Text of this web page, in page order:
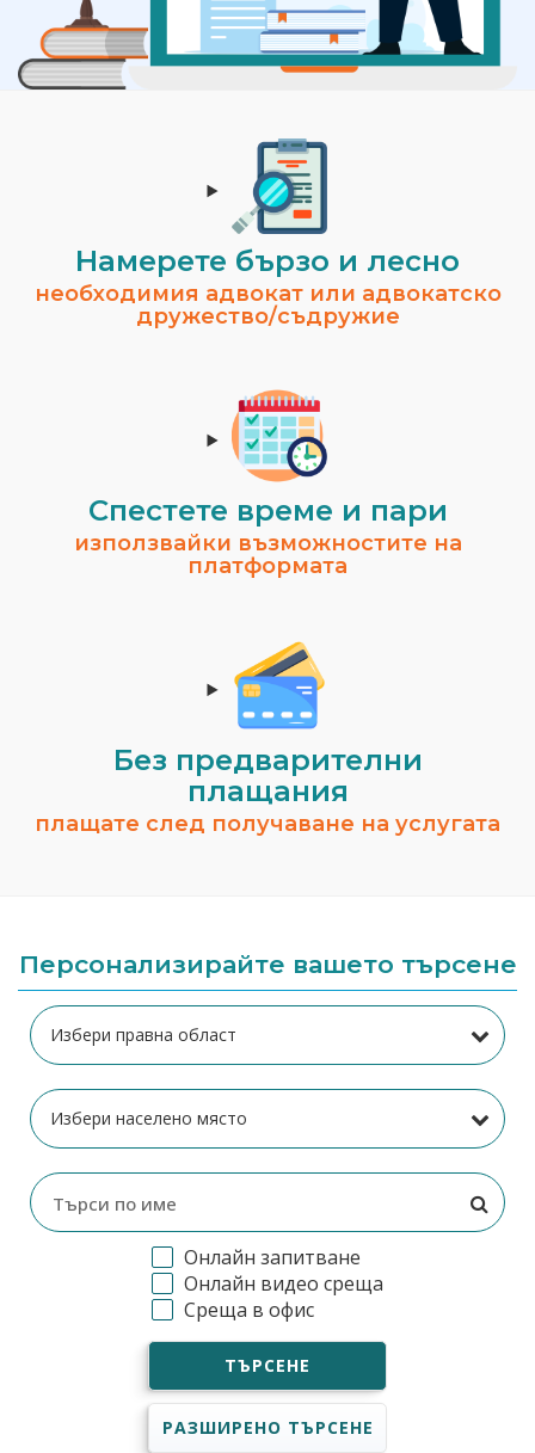
Намерете бързо и лесно
необходимия адвокат или адвокатско
дружество/съдружие
Спестeте време и пари
използвайки възможностите на
платформата
Без предварителни
плащания
плащате след получаване на услугата
Персонализирайте вашето търсене
Онлайн запитване
Онлайн видео среща
Среща в офис
ТЪРСЕНЕ
РАЗШИРЕНО ТЪРСЕНЕ